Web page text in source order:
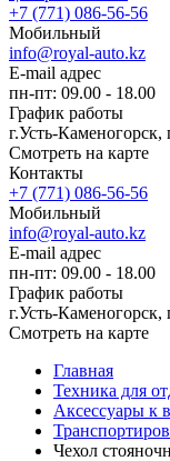
+7 (771) 086-56-56
Мобильный
info@royal-auto.kz
E-mail адрес
пн-пт: 09.00 - 18.00
График работы
г.Усть-Каменогорск,
Смотреть на карте
Контакты
+7 (771) 086-56-56
Мобильный
info@royal-auto.kz
E-mail адрес
пн-пт: 09.00 - 18.00
График работы
г.Усть-Каменогорск,
Смотреть на карте
Главная
Техника для
Аксессуары к
Чехол